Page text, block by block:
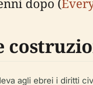
agli ebrei i diritti